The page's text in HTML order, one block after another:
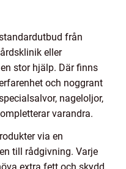
från
eller
stor hjälp. Där finns
och noggrant
nageloljor,
varandra.
via en
till rådgivning. Varje